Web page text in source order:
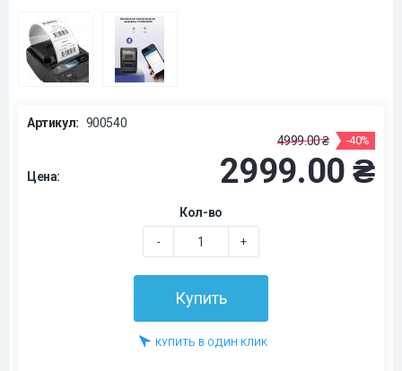
Артикул: 900540
Цена:
4999.00 ₴ -40%
2999.00 ₴
Кол-во
- +
Купить
КУПИТЬ В ОДИН КЛИК